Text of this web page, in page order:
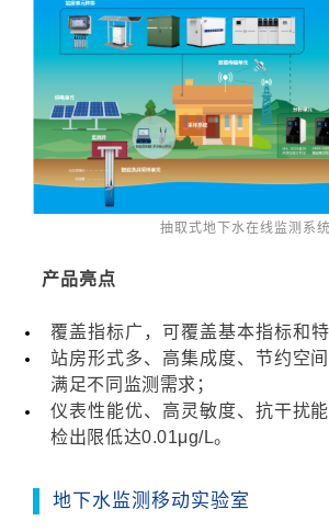
抽取式地下水在线监测系统
产品亮点
覆盖指标广，可覆盖基本指标和特
站房形式多、高集成度、节约空间
满足不同监测需求；
仪表性能优、高灵敏度、抗干扰
检出限低达0.01μg/L。
地下水监测移动实验室